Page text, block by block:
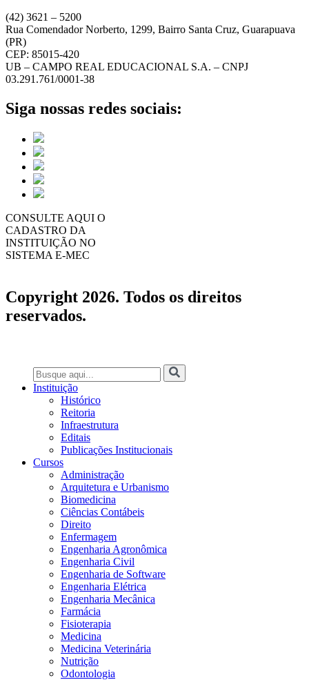
(42) 3621 – 5200
Rua Comendador Norberto, 1299, Bairro Santa Cruz, Guarapuava
(PR)
CEP: 85015-420
UB – CAMPO REAL EDUCACIONAL S.A. – CNPJ
03.291.761/0001-38
Siga nossas redes sociais:
CONSULTE AQUI O
CADASTRO DA
INSTITUIÇÃO NO
SISTEMA E-MEC
Copyright 2026. Todos os direitos
reservados.
Instituição
Histórico
Reitoria
Infraestrutura
Editais
Publicações Institucionais
Cursos
Administração
Arquitetura e Urbanismo
Biomedicina
Ciências Contábeis
Direito
Enfermagem
Engenharia Agronômica
Engenharia Civil
Engenharia de Software
Engenharia Elétrica
Engenharia Mecânica
Farmácia
Fisioterapia
Medicina
Medicina Veterinária
Nutrição
Odontologia